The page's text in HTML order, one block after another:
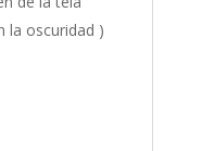
la oscuridad )